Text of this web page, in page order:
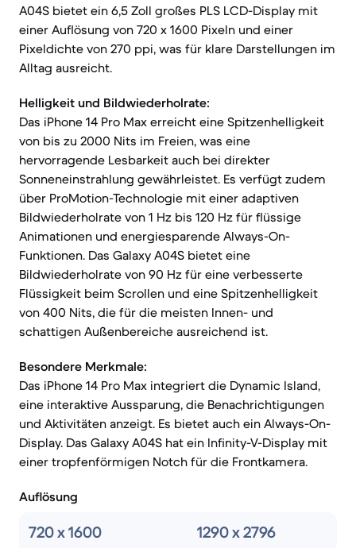
A04S bietet ein 6,5 Zoll großes PLS LCD-Display mit
einer Auflösung von 720 x 1600 Pixeln und einer
Pixeldichte von 270 ppi, was für klare Darstellungen im
Alltag ausreicht.
Helligkeit und Bildwiederholrate:
Das iPhone 14 Pro Max erreicht eine Spitzenhelligkeit
von bis zu 2000 Nits im Freien, was eine
hervorragende Lesbarkeit auch bei direkter
Sonneneinstrahlung gewährleistet. Es verfügt zudem
über ProMotion-Technologie mit einer adaptiven
Bildwiederholrate von 1 Hz bis 120 Hz für flüssige
Animationen und energiesparende Always-On-
Funktionen. Das Galaxy A04S bietet eine
Bildwiederholrate von 90 Hz für eine verbesserte
Flüssigkeit beim Scrollen und eine Spitzenhelligkeit
von 400 Nits, die für die meisten Innen- und
schattigen Außenbereiche ausreichend ist.
Besondere Merkmale:
Das iPhone 14 Pro Max integriert die Dynamic Island,
eine interaktive Aussparung, die Benachrichtigungen
und Aktivitäten anzeigt. Es bietet auch ein Always-On-
Display. Das Galaxy A04S hat ein Infinity-V-Display mit
einer tropfenförmigen Notch für die Frontkamera.
Auflösung
720 x 1600 1290 x 2796